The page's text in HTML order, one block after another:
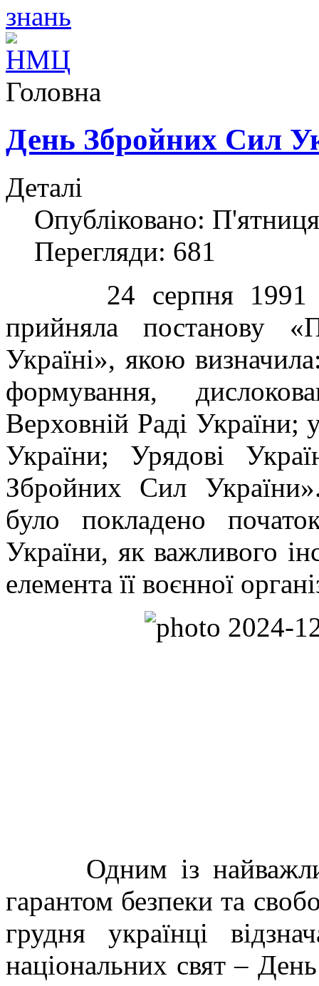
Головна
День Збройних Сил
Деталі
Опубліковано:
Перегляди: 681
24 серпня 1991
прийняла постанову
Україні», якою
формування,
Верховній Раді України;
України; Урядові
Збройних Сил
було покладено
України, як важливого
елемента її воєнної
Одним із
гарантом безпеки та
грудня українці
національних свят –